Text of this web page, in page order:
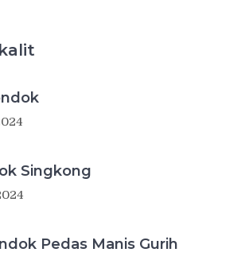
Singkong
Pedas Manis Gurih